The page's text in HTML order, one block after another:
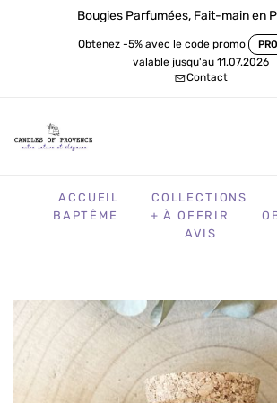
Bougies Parfumées, Fait-main en
Obtenez -5% avec le code promo
valable jusqu'au 11.07.2026
Contact
ACCUEIL COLLECTIONS
BAPTÊME
+ À OFFRIR
AVIS